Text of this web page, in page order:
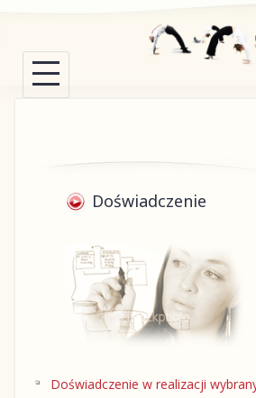
content
Doświadczenie
Doświadczenie w realizacji